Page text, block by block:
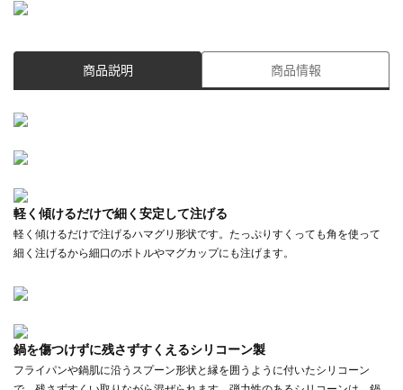
商品説明 商品情報
軽く傾けるだけで細く安定して注げる
軽く傾けるだけで注げるハマグリ形状です。たっぷりすくっても角を使って
細く注げるから細口のボトルやマグカップにも注げます。
鍋を傷つけずに残さずすくえるシリコーン製
フライパンや鍋肌に沿うスプーン形状と縁を囲うように付いたシリコーン